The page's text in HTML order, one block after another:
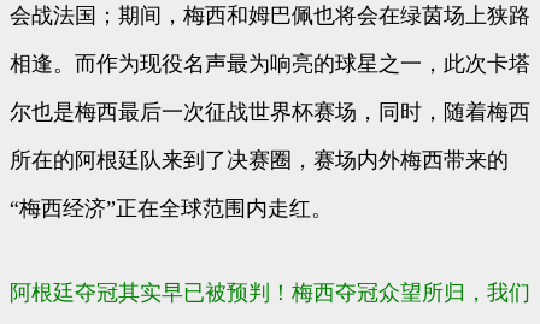
会战法国；期间，梅西和姆巴佩也将会在绿茵场上狭路
相逢。而作为现役名声最为响亮的球星之一，此次卡塔
尔也是梅西最后一次征战世界杯赛场，同时，随着梅西
所在的阿根廷队来到了决赛圈，赛场内外梅西带来的
“梅西经济”正在全球范围内走红。
阿根廷夺冠其实早已被预判！梅西夺冠众望所归，我们